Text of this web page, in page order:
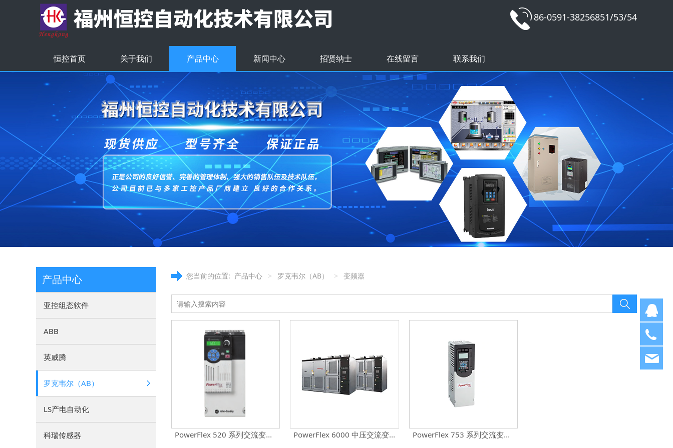
86-0591-38256851/53/54
恒控首页 关于我们 产品中心 新闻中心 招贤纳士 在线留言 联系我们
产品中心
亚控组态软件
ABB
英威腾
罗克韦尔（AB）
LS产电自动化
科瑞传感器
您当前的位置: 产品中心 > 罗克韦尔（AB） > 变频器
PowerFlex 520 系列交流变频器 PowerFlex 6000 中压交流变频器 PowerFlex 753 系列交流变频器